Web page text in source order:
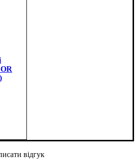
відгук